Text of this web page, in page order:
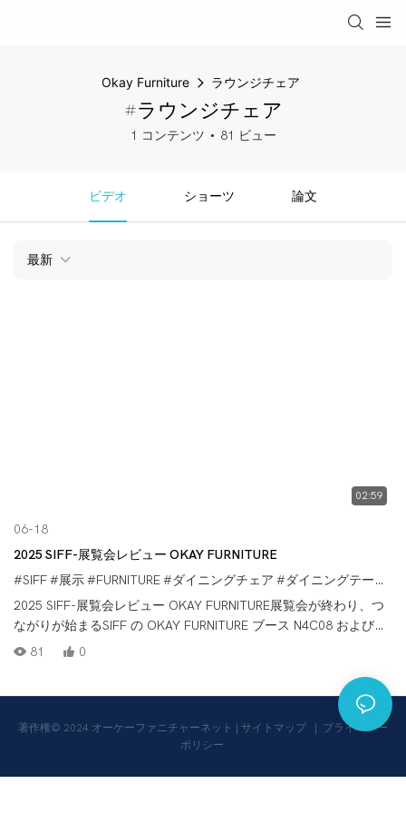
Okay Furniture ラウンジチェア
#ラウンジチェア
1 コンテンツ 81 ビュー
ビデオ ショーツ 論文
最新
02:59
06-18
2025 SIFF-展覧会レビュー OKAY FURNITURE
#SIFF#展示#FURNITURE#ダイニングチェア #ダイニングテーブル
2025 SIFF-展覧会レビュー OKAY FURNITURE展覧会が終わり、つ
ながりが始まるSIFF の OKAY FURNITURE ブース N4C08 および
T05 にご来場いただいた新しい友人や古い友人の皆様、ありがと
残る価値があります。展示会場でご覧いただいた製品にご興味が
ございましたら、詳しい資料をご用意しておりますので、詳しく
ご紹介させていただく機会をいただければ幸いです。ご返信をお
待ちしております。信頼できるパートナーになれるよう願ってお
81 0
著作権© 2024 オーケーファニチャーネット サイトマップ
プライバシー
ポリシー